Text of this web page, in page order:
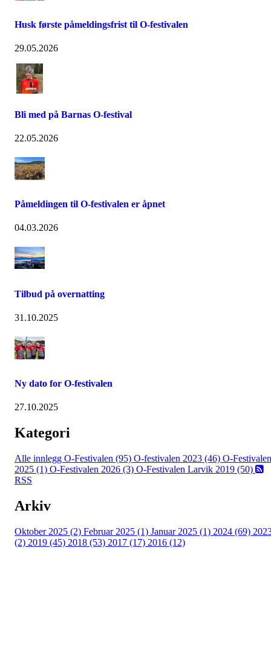
Husk første påmeldingsfrist til O-festivalen
29.05.2026
Bli med på Barnas O-festival
22.05.2026
Påmeldingen til O-festivalen er åpnet
04.03.2026
Tilbud på overnatting
31.10.2025
Ny dato for O-festivalen
27.10.2025
Kategori
Alle innlegg O-Festivalen (95) O-festivalen 2023 (46) O-Festivalen
2025 (1) O-Festivalen 2026 (3) O-Festivalen Larvik 2019 (50)
RSS
Arkiv
Oktober 2025 (2) Februar 2025 (1) Januar 2025 (1) 2024 (69)
(2) 2019 (45) 2018 (53) 2017 (17) 2016 (12)